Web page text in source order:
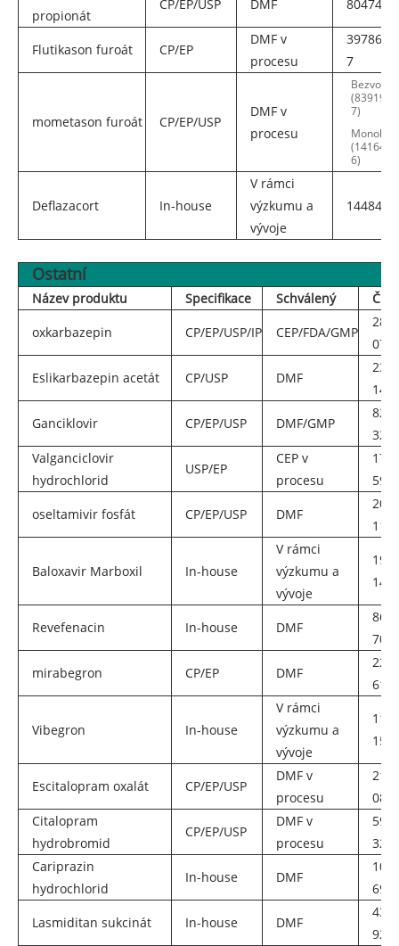
propionát
CP/EP/USP DMF 80474-
Flutikason furoát CP/EP
DMF v
procesu
397864-
7
mometason furoát CP/EP/USP
DMF v
procesu
Bezvodý
(83919-
7)
(141646-
6)
Deflazacort In-house
V rámci
výzkumu a
vývoje
14484-
Ostatní
Název produktu Specifikace Schválený
Č.
oxkarbazepin
CP/EP/USP/IP CEP/FDA/GMP
07-5
Eslikarbazepin acetát
CP/USP DMF
14-5
Ganciklovir
CP/EP/USP DMF/GMP
32-0
Valganciclovir
hydrochlorid
USP/EP
CEP v
procesu
59-5
oseltamivir fosfát
CP/EP/USP DMF
11-8
Baloxavir Marboxil In-house
V rámci
výzkumu a
vývoje
14-1
Revefenacin In-house DMF
70-9
mirabegron
CP/EP DMF
61-8
Vibegron In-house
V rámci
výzkumu a
vývoje
15-1
Escitalopram oxalát CP/EP/USP
DMF v
procesu
08-2
Citalopram
hydrobromid
CP/EP/USP
DMF v
procesu
32-7
Cariprazin
hydrochlorid
In-house DMF
69-0
Lasmiditan sukcinát
In-house DMF
92-6